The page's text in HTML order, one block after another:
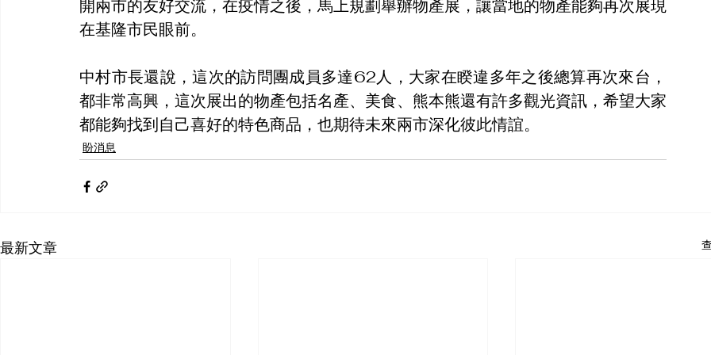
開兩市的友好交流，在疫情之後，馬上規劃舉辦物產展，讓當地的物產能夠再次展現
在基隆市民眼前。
中村市長還說，這次的訪問團成員多達62人，大家在睽違多年之後總算再次來台，
都非常高興，這次展出的物產包括名產、美食、熊本熊還有許多觀光資訊，希望大家
都能夠找到自己喜好的特色商品，也期待未來兩市深化彼此情誼。
盼消息
最新文章